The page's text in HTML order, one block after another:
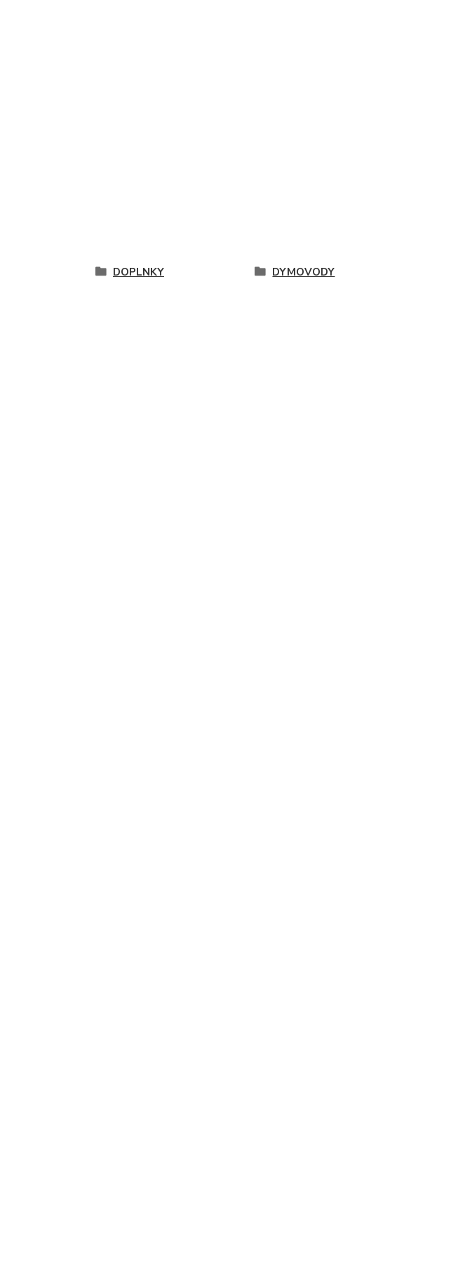
DOPLNKY
DYMOVODY